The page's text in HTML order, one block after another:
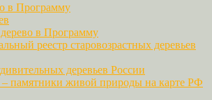
в Программу
дерево в Программу
реестр старовозрастных деревьев
деревьев России
– памятники живой природы на карте РФ